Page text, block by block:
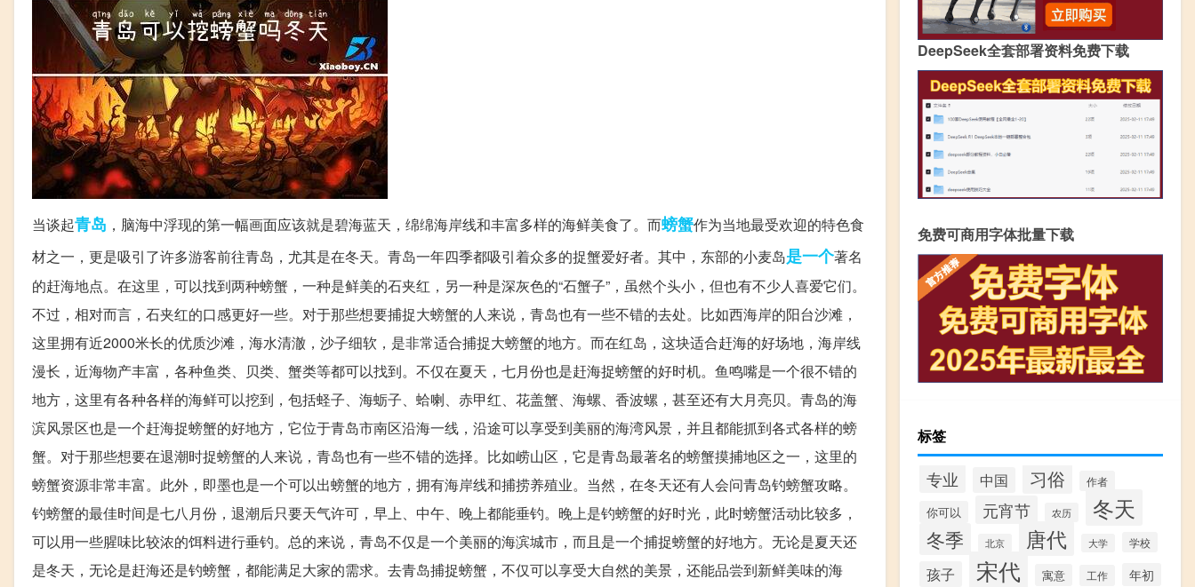
当谈起青岛 ，脑海中浮现的第一幅画面应该就是碧海蓝天，绵绵海岸线和丰富多样的海鲜美食了。而螃蟹作为当地最受欢迎的特色食
材之一，更是吸引了许多游客前往青岛，尤其是在冬天。青岛一年四季都吸引着众多的捉蟹爱好者。其中，东部的小麦岛是一个著名
的赶海地点。在这里，可以找到两种螃蟹，一种是鲜美的石夹红，另一种是深灰色的“石蟹子”，虽然个头小，但也有不少人喜爱它们。
不过，相对而言，石夹红的口感更好一些。对于那些想要捕捉大螃蟹的人来说，青岛也有一些不错的去处。比如西海岸的阳台沙滩，
这里拥有近2000米长的优质沙滩，海水清澈，沙子细软，是非常适合捕捉大螃蟹的地方。而在红岛，这块适合赶海的好场地，海岸线
漫长，近海物产丰富，各种鱼类、贝类、蟹类等都可以找到。不仅在夏天，七月份也是赶海捉螃蟹的好时机。鱼鸣嘴是一个很不错的
地方，这里有各种各样的海鲜可以挖到，包括蛏子、海蛎子、蛤喇、赤甲红、花盖蟹、海螺、香波螺，甚至还有大月亮贝。青岛的海
滨风景区也是一个赶海捉螃蟹的好地方，它位于青岛市南区沿海一线，沿途可以享受到美丽的海湾风景，并且都能抓到各式各样的螃
蟹。对于那些想要在退潮时捉螃蟹的人来说，青岛也有一些不错的选择。比如崂山区，它是青岛最著名的螃蟹摸捕地区之一，这里的
螃蟹资源非常丰富。此外，即墨也是一个可以出螃蟹的地方，拥有海岸线和捕捞养殖业。当然，在冬天还有人会问青岛钓螃蟹攻略。
钓螃蟹的最佳时间是七八月份，退潮后只要天气许可，早上、中午、晚上都能垂钓。晚上是钓螃蟹的好时光，此时螃蟹活动比较多，
可以用一些腥味比较浓的饵料进行垂钓。总的来说，青岛不仅是一个美丽的海滨城市，而且是一个捕捉螃蟹的好地方。无论是夏天还
是冬天，无论是赶海还是钓螃蟹，都能满足大家的需求。去青岛捕捉螃蟹，不仅可以享受大自然的美景，还能品尝到新鲜美味的海
DeepSeek全套部署资料免费下载
免费可商用字体批量下载
标签
专业 中国 习俗 作者
你可以 元宵节 农历 冬天
冬季 北京 唐代 大学 学校
孩子 宋代 寓意 工作
年初